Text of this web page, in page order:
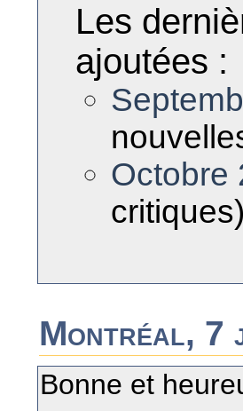
Les
ajoutées :
Octobre
Montréal, 7
Bonne et